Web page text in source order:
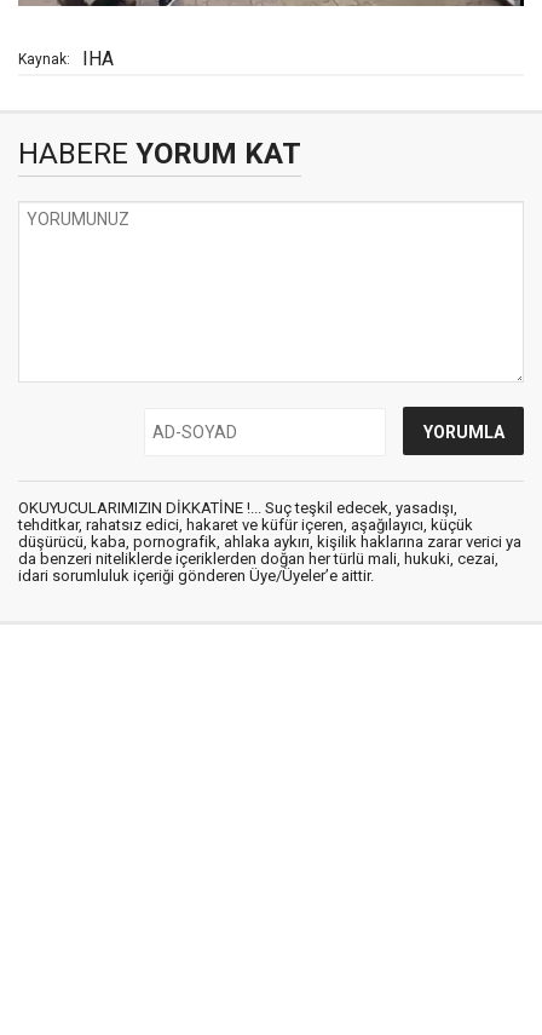
Kaynak: IHA
HABERE YORUM KAT
OKUYUCULARIMIZIN DİKKATİNE !... Suç teşkil edecek, yasadışı,
tehditkar, rahatsız edici, hakaret ve küfür içeren, aşağılayıcı, küçük
düşürücü, kaba, pornografik, ahlaka aykırı, kişilik haklarına zarar verici ya
da benzeri niteliklerde içeriklerden doğan her türlü mali, hukuki, cezai,
idari sorumluluk içeriği gönderen Üye/Üyeler’e aittir.